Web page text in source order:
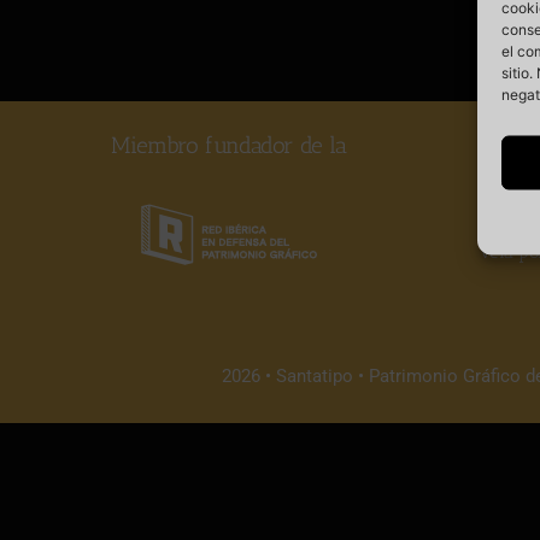
el
sitio.
Miembro fundador de la
vela
2026 • Santatipo • Patrimonio Gráfico